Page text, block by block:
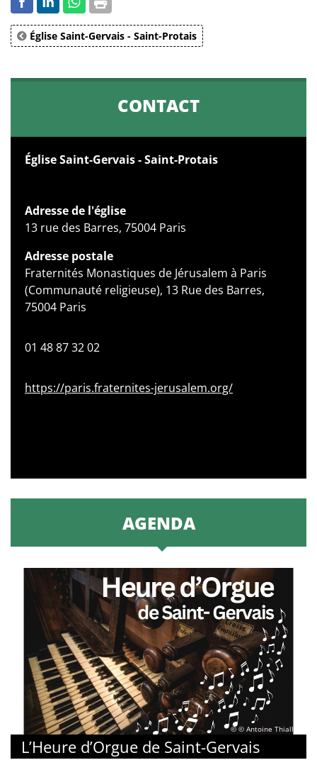
Église Saint-Gervais - Saint-Protais
CONTACT
Église Saint-Gervais - Saint-Protais
Adresse de l'église
13 rue des Barres, 75004 Paris
Adresse postale
Fraternités Monastiques de Jérusalem à Paris
(Communauté religieuse), 13 Rue des Barres,
75004 Paris
01 48 87 32 02
https://paris.fraternites-jerusalem.org/
AGENDA
© © Antoine Thiallier
L’Heure d’Orgue de Saint-Gervais